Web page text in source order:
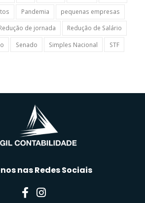
Pandemia
pequenas empresas
de jornada
Redução de Salário
Senado Simples Nacional STF
nas Redes Sociais